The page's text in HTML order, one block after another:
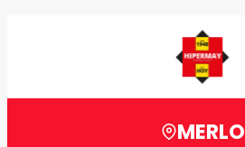
MERLO